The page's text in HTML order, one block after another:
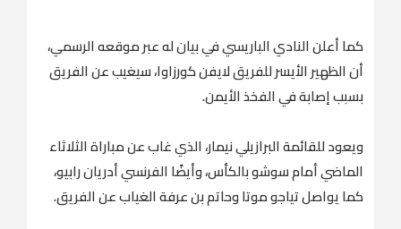
كما أعلن النادي الباريسي في بيان له عبر موقعه الرسمي،
أن الظهير الأيسر للفريق لايفن كورزاوا، سيغيب عن الفريق
بسبب إصابة في الفخذ الأيمن.
ويعود للقائمة البرازيلي نيمار، الذي غاب عن مباراة الثلاثاء
الماضي أمام سوشو بالكأس، وأيضًا الفرنسي أدريان رابيو،
كما يواصل تياجو موتا وحاتم بن عرفة الغياب عن الفريق.